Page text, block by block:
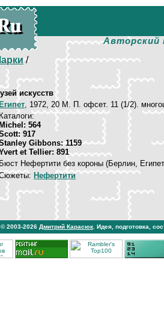
Авторский
/
искусств
Египет, 1972, 20 M. П. офсет. 11 (1/2).
Каталоги:
Michel: 564
917
Gibbons: 1159
et Tellier: 891
Бюст Нефертити без короны (Берлин,
Нефертити
© 2003-2026 Дмитрий Карасюк . Идея, подготовка,